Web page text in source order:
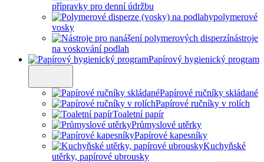
přípravky pro denní údržbu
polymerové
vosky
nástroje
na voskování podlah
Papírový hygienický program
Papírové ručníky skládané
Papírové ručníky v rolích
Toaletní papír
Průmyslové utěrky
Papírové kapesníky
Kuchyňské
utěrky, papírové ubrousky